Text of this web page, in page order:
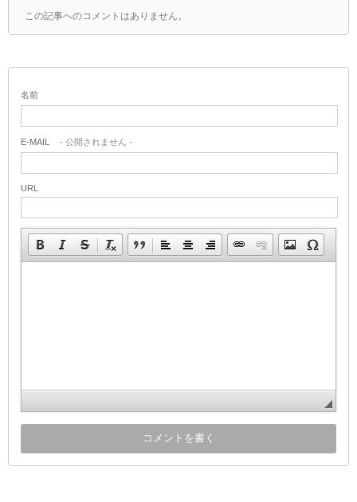
この記事へのコメントはありません。
名前
E-MAIL - 公開されません -
URL